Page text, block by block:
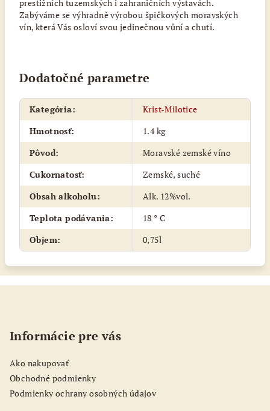
prestižních tuzemských i zahraničních výstavách.
Zabýváme se výhradně výrobou špičkových moravských
vín, která Vás osloví svou jedinečnou vůní a chutí.
Dodatočné parametre
Kategória:
Krist-Milotice
Hmotnosť:
1.4 kg
Pôvod:
Moravské zemské víno
Cukornatosť:
Zemské, suché
Obsah alkoholu:
Alk. 12%vol.
Teplota podávania:
18 ° C
Objem: 0,75l
Informácie pre vás
Ako nakupovať
Obchodné podmienky
Podmienky ochrany osobných údajov